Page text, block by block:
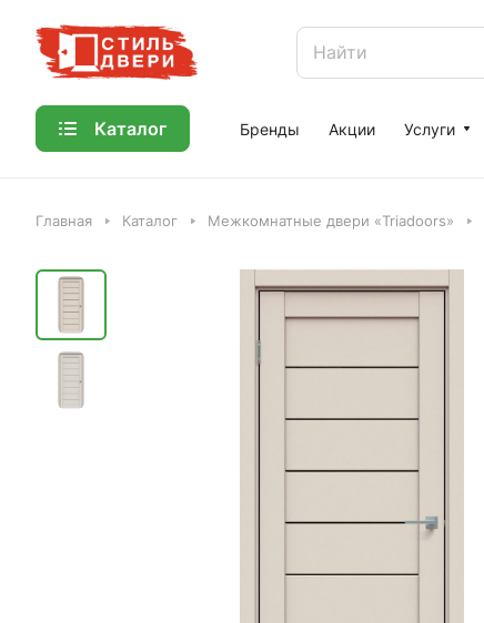
Каталог Бренды Акции Услуги
Главная Каталог Межкомнатные двери «Triadoors»